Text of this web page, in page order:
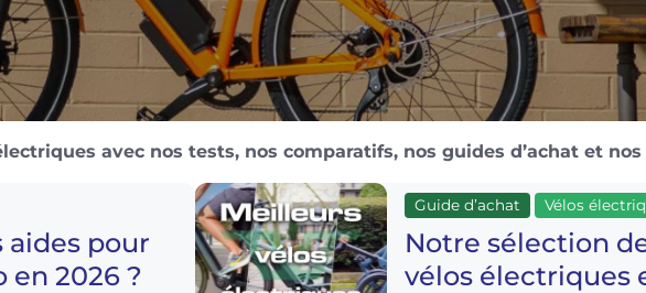
avec nos tests, nos comparatifs, nos guides d’achat et
aides pour
en 2026 ?
Guide d’achat Vélos
Notre sélection
vélos électriques